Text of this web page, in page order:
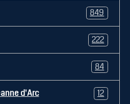
849
222
84
d'Arc 12